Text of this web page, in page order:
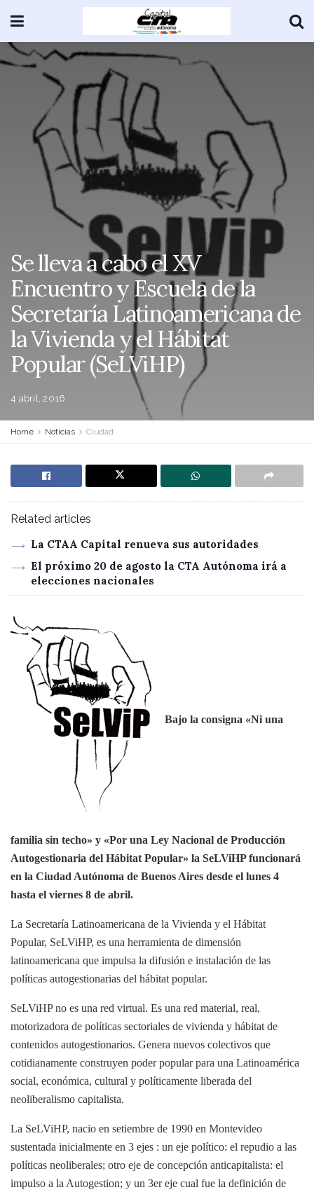
Se lleva a cabo el XV
Encuentro y Escuela de la
Secretaría Latinoamericana de
la Vivienda y el Hábitat
Popular (SeLViHP)
4 abril, 2016
Home Noticias Ciudad
Related articles
La CTAA Capital renueva sus autoridades
El próximo 20 de agosto la CTA Autónoma irá a
elecciones nacionales
Bajo la consigna «Ni una
familia sin techo» y «Por una Ley Nacional de Producción
Autogestionaria del Hábitat Popular» la SeLViHP funcionará
en la Ciudad Autónoma de Buenos Aires desde el lunes 4
hasta el viernes 8 de abril.
La Secretaría Latinoamericana de la Vivienda y el Hábitat
Popular, SeLViHP, es una herramienta de dimensión
latinoamericana que impulsa la difusión e instalación de las
políticas autogestionarias del hábitat popular.
SeLViHP no es una red virtual. Es una red material, real,
motorizadora de políticas sectoriales de vivienda y hábitat de
contenidos autogestionarios. Genera nuevos colectivos que
cotidianamente construyen poder popular para una Latinoamérica
social, económica, cultural y políticamente liberada del
neoliberalismo capitalista.
La SeLViHP, nacio en setiembre de 1990 en Montevideo
sustentada inicialmente en 3 ejes : un eje político: el repudio a las
políticas neoliberales; otro eje de concepción anticapitalista: el
impulso a la Autogestion; y un 3er eje cual fue la definición de